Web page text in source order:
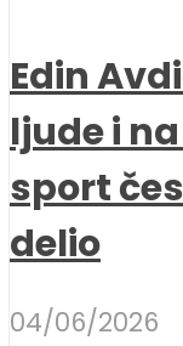
Edin
ljude i
sport
delio
04/06/2026